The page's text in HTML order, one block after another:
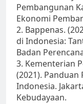
Pembangunan
Ekonomi
2. Bappenas.
di Indonesia:
Badan
3. Kementerian
(2021).
Indonesia.
Kebudayaan.